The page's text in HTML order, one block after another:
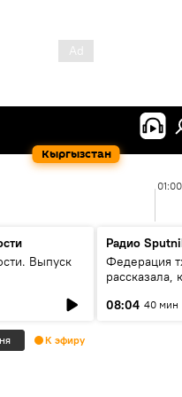
Кыргызстан
01:00
Выпуск
Радио
Федерация
рассказала,
08:04 40 мин
К эфиру